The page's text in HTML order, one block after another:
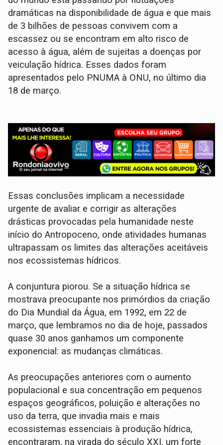
dramáticas na disponibilidade de água e que mais
de 3 bilhões de pessoas convivem com a
escassez ou se encontram em alto risco de
acesso à água, além de sujeitas a doenças por
veiculação hídrica. Esses dados foram
apresentados pelo PNUMA à ONU, no último dia
18 de março.
Essas conclusões implicam a necessidade
urgente de avaliar e corrigir as alterações
drásticas provocadas pela humanidade neste
início do Antropoceno, onde atividades humanas
ultrapassam os limites das alterações aceitáveis
nos ecossistemas hídricos.
A conjuntura piorou. Se a situação hídrica se
mostrava preocupante nos primórdios da criação
do Dia Mundial da Água, em 1992, em 22 de
março, que lembramos no dia de hoje, passados
quase 30 anos ganhamos um componente
exponencial: as mudanças climáticas.
As preocupações anteriores com o aumento
populacional e sua concentração em pequenos
espaços geográficos, poluição e alterações no
uso da terra, que invadia mais e mais
ecossistemas essenciais à produção hídrica,
encontraram, na virada do século XXI, um forte